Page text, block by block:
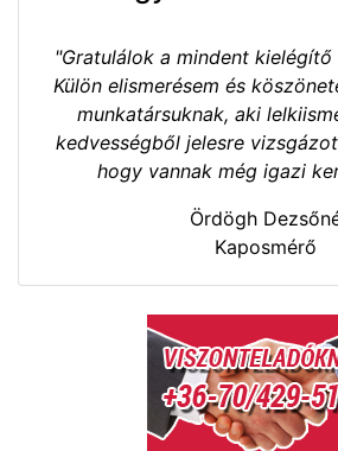
"Gratulálok a mindent kielégítő
Külön elismerésem és
munkatársuknak, aki
kedvességből jelesre
hogy vannak még igazi
Ördögh
Kaposmérő